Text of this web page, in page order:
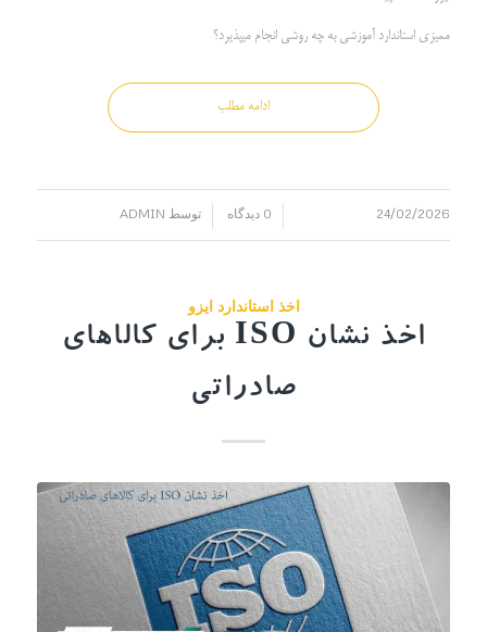
ممیزی استاندارد آموزشی به چه روشی انجام میپذیرد؟
ادامه مطلب
24/02/2026 0 دیدگاه توسط ADMIN
اخذ استاندارد ایزو
اخذ نشان ISO برای کالاهای
صادراتی